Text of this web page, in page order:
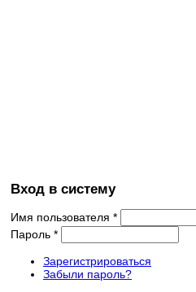
Вход в систему
Имя пользователя *
Пароль *
Зарегистрироваться
Забыли пароль?